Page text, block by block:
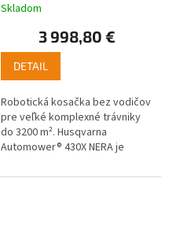
Priemerné
produktu
je
z
5
hviezdičiek.
Skladom
3 998,80 €
DETAIL
Robotická kosačka bez vodičov
pre veľké komplexné trávniky
do 3200 m². Husqvarna
Automower® 430X NERA je
komplexné trávniky s rozlohou